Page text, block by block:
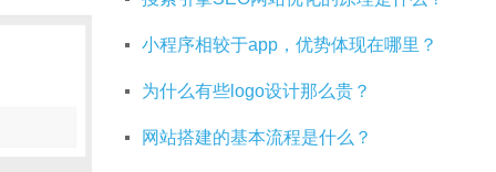
小程序相较于app，优势体现在哪里？
为什么有些logo设计那么贵？
网站搭建的基本流程是什么？